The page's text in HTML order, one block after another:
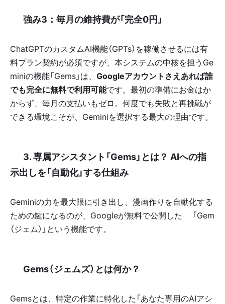
✅ 強み3：毎月の維持費が「完全0円」 🆓
ChatGPTのカスタムAI機能（GPTs）を稼働させるには有
料プラン契約が必須ですが、本システムの中核を担うGe
miniの機能「Gems」は、 Googleアカウントさえあれば誰
でも完全に無料で利用可能です。最初の準備にお金はか
からず、毎月の支払いもゼロ。何度でも失敗と再挑戦が
できる環境こそが、Geminiを選択する最大の理由です。
✨ 3. 専属アシスタント「Gems」とは？ AIへの指
示出しを「自動化」する仕組み
Geminiの力を最大限に引き出し、漫画作りを自動化する
ための鍵になるのが、Googleが無料で公開した🧩「Gem
（ジェム）」という機能です。
⚙️ Gems（ジェムズ）とは何か？
Gemsとは、特定の作業に特化した「あなた専用のAIアシ